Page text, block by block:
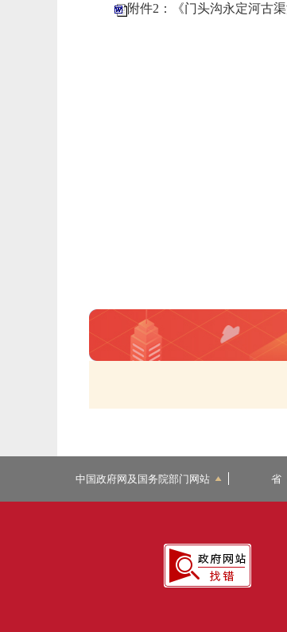
附件2：《门头沟永定河古
中国政府网及国务院部门网站 省